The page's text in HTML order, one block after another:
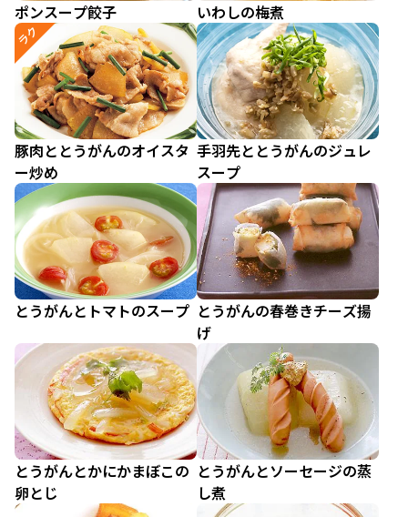
ポンスープ餃子 いわしの梅煮
ラク
豚肉ととうがんのオイスタ
ー炒め
手羽先ととうがんのジュレ
スープ
とうがんとトマトのスープ とうがんの春巻きチーズ揚
げ
とうがんとかにかまぼこの
卵とじ
とうがんとソーセージの蒸
し煮